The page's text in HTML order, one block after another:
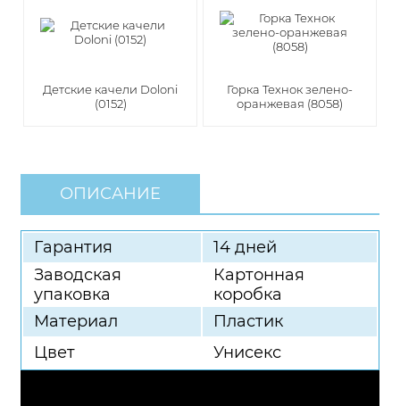
Детские качели Doloni
(0152)
Горка Технок зелено-
оранжевая (8058)
ОПИСАНИЕ
Гарантия
14 дней
Заводская
упаковка
Картонная
коробка
Материал
Пластик
Цвет
Унисекс